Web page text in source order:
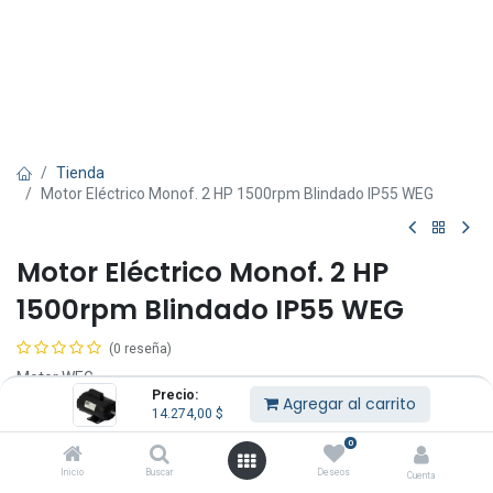
Precio:
14.274,00 $ Agregar al carrito
Inicio Buscar
0
Deseos Cuenta
Tienda
Motor Eléctrico Monof. 2 HP 1500rpm Blindado IP55 WEG
Motor Eléctrico Monof. 2 HP
1500rpm Blindado IP55 WEG
(0 reseña)
Motor WEG.
Monofásico.
14.274,00$ IVA Incluido